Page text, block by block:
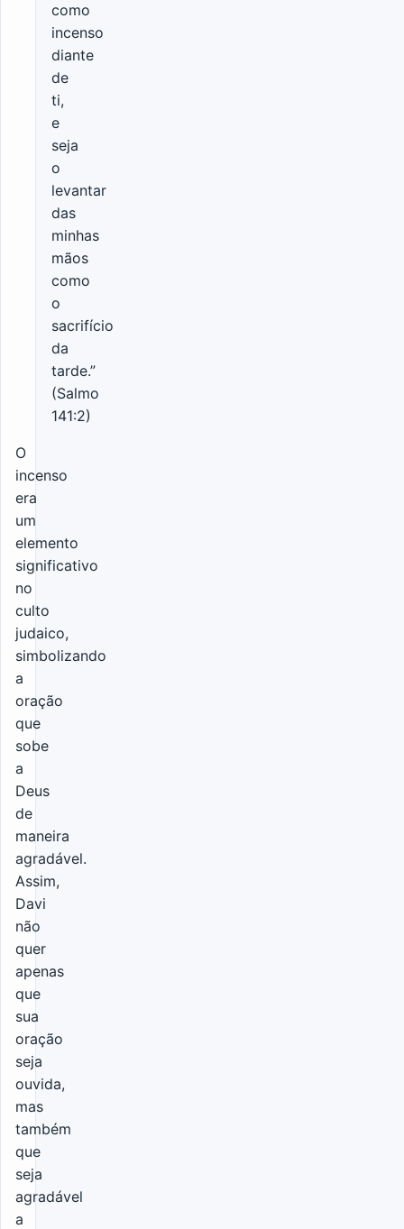
como
incenso
diante
de
ti,
e
seja
o
levantar
das
minhas
mãos
como
o
sacrifício
da
tarde.”
(Salmo
141:2)
O
incenso
era
um
elemento
significativo
no
culto
judaico,
simbolizando
a
oração
que
sobe
a
Deus
de
maneira
agradável.
Assim,
Davi
não
quer
apenas
que
sua
oração
seja
ouvida,
mas
também
que
seja
agradável
a